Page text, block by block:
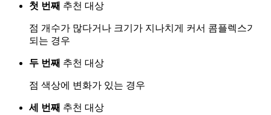
첫 번째 추천 대상
점 개수가 많다거나 크기가 지나치게 커서 콤플렉스가
되는 경우
두 번째 추천 대상
점 색상에 변화가 있는 경우
세 번째 추천 대상